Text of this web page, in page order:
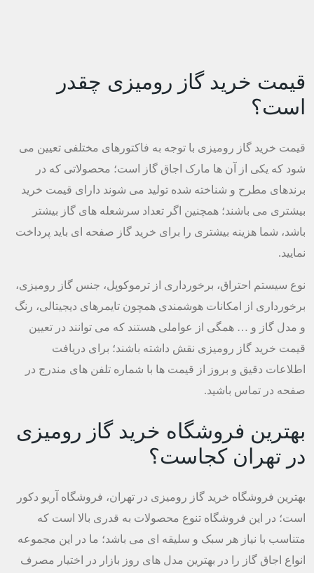
قیمت خرید گاز رومیزی چقدر
است؟
قیمت خرید گاز رومیزی با توجه به فاکتورهای مختلفی تعیین می
شود که یکی از آن ها مارک اجاق گاز است؛ محصولاتی که در
برندهای مطرح و شناخته شده تولید می شوند دارای قیمت خرید
بیشتری می باشند؛ همچنین اگر تعداد سرشعله های گاز بیشتر
باشد، شما هزینه بیشتری را برای خرید گاز صفحه ای باید پرداخت
نمایید.
نوع سیستم احتراق، برخورداری از ترموکوپل، جنس گاز رومیزی،
برخورداری از امکانات هوشمندی همچون تایمرهای دیجیتالی، رنگ
و مدل گاز و … همگی از عواملی هستند که می توانند در تعیین
قیمت خرید گاز رومیزی نقش داشته باشند؛ برای دریافت
اطلاعات دقیق و بروز از قیمت ها با شماره تلفن های مندرج در
صفحه در تماس باشید.
بهترین فروشگاه خرید گاز رومیزی
در تهران کجاست؟
بهترین فروشگاه خرید گاز رومیزی در تهران، فروشگاه آریو دکور
است؛ در این فروشگاه تنوع محصولات به قدری بالا است که
متناسب با نیاز هر سبک و سلیقه ای می باشد؛ ما در این مجموعه
انواع اجاق گاز را در بهترین مدل های روز بازار در اختیار مصرف